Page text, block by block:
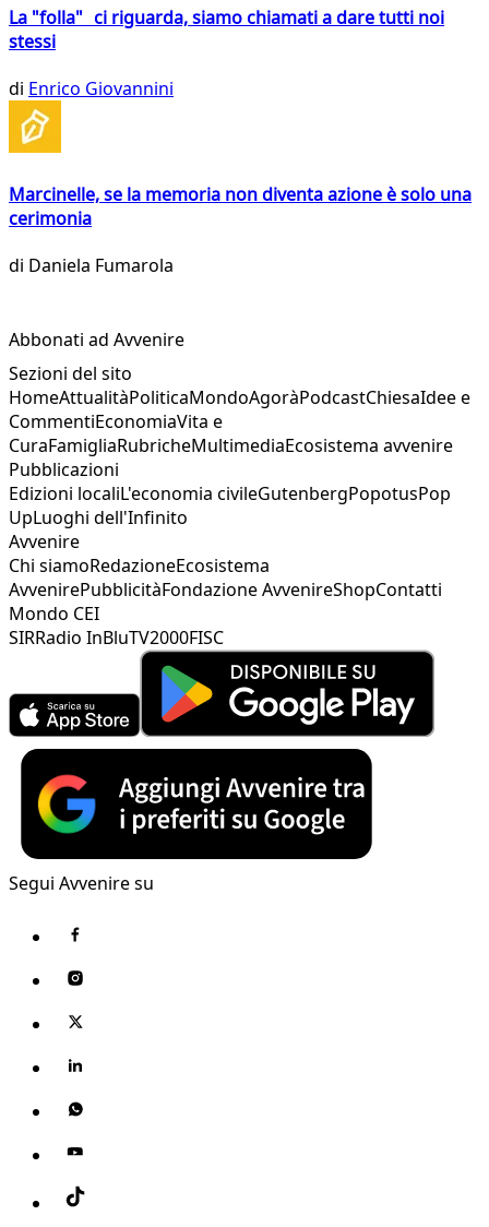
La "folla" ci riguarda, siamo chiamati a dare tutti noi
stessi
di Enrico Giovannini
Marcinelle, se la memoria non diventa azione è solo una
cerimonia
di Daniela Fumarola
Abbonati ad Avvenire
Sezioni del sito
HomeAttualitàPoliticaMondoAgoràPodcastChiesaIdee e
CommentiEconomiaVita e
CuraFamigliaRubricheMultimediaEcosistema avvenire
Pubblicazioni
Edizioni localiL'economia civileGutenbergPopotusPop
UpLuoghi dell'Infinito
Avvenire
Chi siamoRedazioneEcosistema
AvvenirePubblicitàFondazione AvvenireShopContatti
Mondo CEI
SIRRadio InBluTV2000FISC
Segui Avvenire su